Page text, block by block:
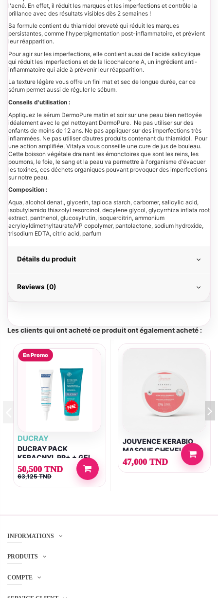
l'acné. En effet, il réduit les marques et les imperfections et contrôle la
brillance avec des résultats visibles dès 2 semaines !
Sa formule contient du thiamidol breveté qui réduit les marques
persistantes, comme l'hyperpigmentation post-inflammatoire, et prévient
leur réapparition.
Pour agir sur les imperfections, elle contient aussi de l'acide salicylique
qui réduit les imperfections et de la licochalcone A, un ingrédient anti-
inflammatoire qui aide à prévenir leur réapparition.
La texture légère vous offre un fini mat et sec de longue durée, car ce
sérum permet aussi de réguler le sébum.
Conseils d'utilisation :
Appliquez le sérum DermoPure matin et soir sur une peau bien nettoyée
idéalement avec le gel nettoyant DermoPure. Ne pas utiliser sur des
enfants de moins de 12 ans. Ne pas appliquer sur des imperfections très
inflammées. Ne pas utiliser d’autres produits contenant du thiamidol. Pour
une action amplifiée, Vitalya vous conseille une cure de jus de bouleau.
Cette boisson végétale drainant les émonctoires que sont les reins, les
poumons, le foie, le sang et la peau va permettre à l'organisme d'évacuer
les toxines, ces déchets organiques pouvant provoquer des imperfections
sur notre peau.
Composition :
Aqua, alcohol denat., glycerin, tapioca starch, carbomer, salicylic acid,
isobutylamido thiazolyl resorcinol, decylene glycol, glycyrrhiza inflata root
extract, panthenol, glucosylrutin, isoquercitrin, ammonium
acryloyldimethyltaurate/VP copolymer, pantolactone, sodium hydroxide,
trisodium EDTA, citric acid, parfum
Détails du produit
Reviews (0)
Les clients qui ont acheté ce produit ont également acheté :
En Promo
DUCRAY
DUCRAY PACK
KERACNYL PP+ + GEL
MOUSSANT KERACNYL
100ML OFFERT
50,500 TND
63,125 TND
JOUVENCE KERABIO
MASQUE CHEVEUX
250ML
47,000 TND
INFORMATIONS
PRODUITS
COMPTE